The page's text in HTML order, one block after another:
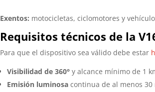
Exentos: motocicletas, ciclomotores y
Requisitos técnicos de la
Para que el dispositivo sea válido debe estar
Visibilidad de 360° y alcance mínimo de 1
Emisión luminosa continua de al menos 30